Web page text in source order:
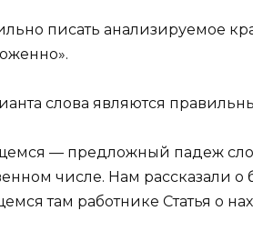
писать анализируемое
слова являются
— предложный падеж
числе. Нам рассказали
там работнике Статья о